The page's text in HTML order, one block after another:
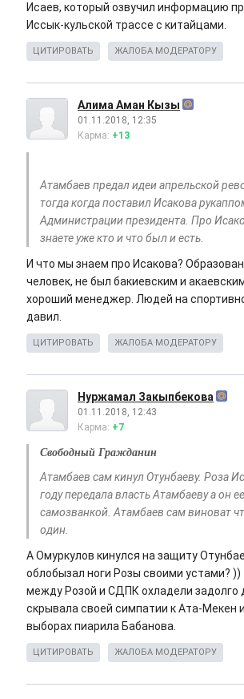
Исаев, который озвучил информацию
Иссык-кульской трассе с китайцами.
ЦИТИРОВАТЬ ЖАЛОБА МОДЕРАТОРУ
Алима Аман Кызы
01.11.2018, 12:35
Карма: +13
Атамбаев предал идеи апрельской
тогда когда поставил Исакова
Администрации президента. Про
знаете уже кто и что был и есть.
И что мы знаем про Исакова?
человек, не был бакиевским и
хороший менеджер. Людей на
давил.
ЦИТИРОВАТЬ ЖАЛОБА МОДЕРАТОРУ
Нуржамал Закыпбекова
01.11.2018, 12:43
Карма: +7
Свободный Гражданин
Атамбаев сам кинул Отунбаеву. Роза
году передала власть Атамбаеву а он
самозванкой. Атамбаев сам виноват
один.
А Омуркулов кинулся на защиту
облобызал ноги Розы своими устами?
между Розой и СДПК охладели задолго
скрывала своей симпатии к Ата-Мекен
выборах пиарила Бабанова.
ЦИТИРОВАТЬ ЖАЛОБА МОДЕРАТОРУ